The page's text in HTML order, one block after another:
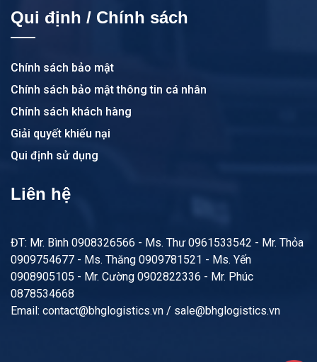
Qui định / Chính sách
Chính sách bảo mật
Chính sách bảo mật thông tin cá nhân
Chính sách khách hàng
Giải quyết khiếu nại
Qui định sử dụng
Liên hệ
ĐT: Mr. Bình 0908326566 - Ms. Thư 0961533542 - Mr. Thỏa
0909754677 - Ms. Thăng 0909781521 - Ms. Yến
0908905105 - Mr. Cường 0902822336 - Mr. Phúc
0878534668
Email: contact@bhglogistics.vn / sale@bhglogistics.vn